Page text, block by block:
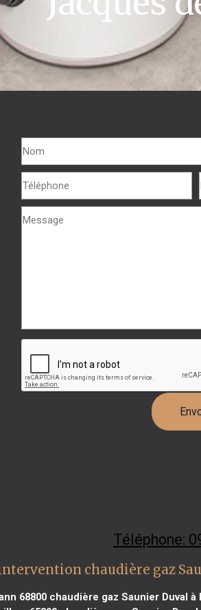
Téléphone:
chaudière gaz
68800 chaudière gaz Saunier Duval à